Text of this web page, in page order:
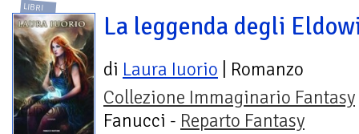
LIBRI
La leggenda degli
di Laura Iuorio | Romanzo
Collezione Immaginario Fantasy
Fanucci - Reparto Fantasy